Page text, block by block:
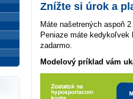
Znížte si úrok a
Máte našetrených aspoň
Peniaze máte
zadarmo.
Modelový príklad vám